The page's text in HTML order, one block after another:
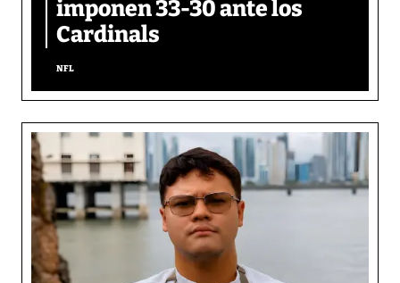
imponen 33-30 ante los
Cardinals
NFL